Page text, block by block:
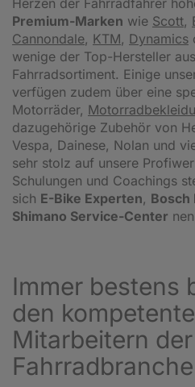
Premium-Marken wie Scott,
Cannondale, KTM, Dynamics
wenige der Top-Hersteller
Fahrradsortiment. Einige
verfügen zudem über eine
Motorräder,
dazugehörige Zubehör von
Vespa, Dainese, Nolan und
sehr stolz auf unsere
Schulungen und Coachings
sich E-Bike Experten, Bosch
Shimano Service-Center
Immer bestens
den
Mitarbeitern der
Fahrradbranche